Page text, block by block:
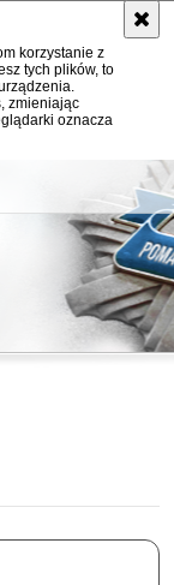
korzystanie z
tych plików, to
zmieniając
oznacza